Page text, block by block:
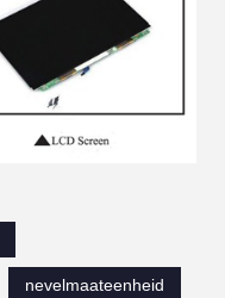
nevelmaateenheid